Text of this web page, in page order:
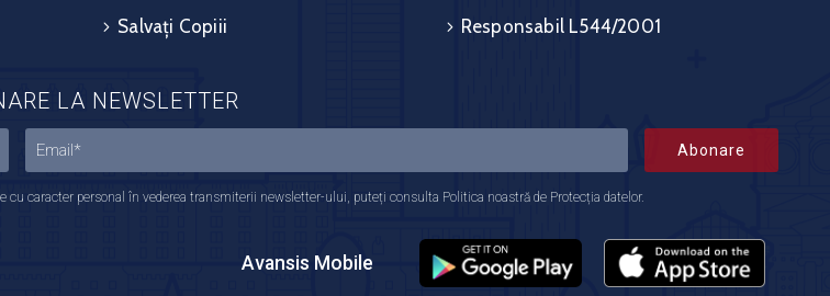
Salvați Copiii
Responsabil L544/2001
LA NEWSLETTER
Abonare
cu caracter personal în vederea transmiterii newsletter-ului, puteți consulta Politica noastră de Protecția datelor.
Avansis Mobile